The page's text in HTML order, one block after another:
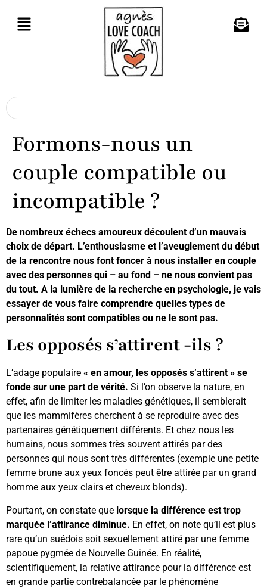
Formons-nous un
couple compatible ou
incompatible ?
De nombreux échecs amoureux découlent d’un mauvais
choix de départ. L’enthousiasme et l’aveuglement du début
de la rencontre nous font foncer à nous installer en couple
avec des personnes qui – au fond – ne nous convient pas
du tout. A la lumière de la recherche en psychologie, je vais
essayer de vous faire comprendre quelles types de
personnalités sont compatibles ou ne le sont pas.
Les opposés s’attirent -ils ?
L’adage populaire « en amour, les opposés s’attirent » se
fonde sur une part de vérité. Si l’on observe la nature, en
effet, afin de limiter les maladies génétiques, il semblerait
que les mammifères cherchent à se reproduire avec des
partenaires génétiquement différents. Et chez nous les
humains, nous sommes très souvent attirés par des
personnes qui nous sont très différentes (exemple une petite
femme brune aux yeux foncés peut être attirée par un grand
homme aux yeux clairs et cheveux blonds).
Pourtant, on constate que lorsque la différence est trop
marquée l’attirance diminue. En effet, on note qu’il est plus
rare qu’un suédois soit sexuellement attiré par une femme
papoue pygmée de Nouvelle Guinée. En réalité,
scientifiquement, la relative attirance pour la différence est
en grande partie contrebalancée par le phénomène